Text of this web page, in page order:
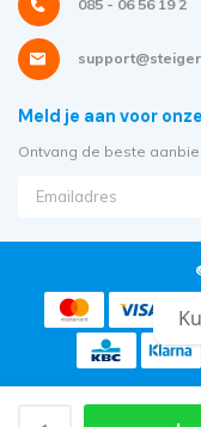
085 - 06 56 19 2
Meld je aan voor
Ontvang de beste